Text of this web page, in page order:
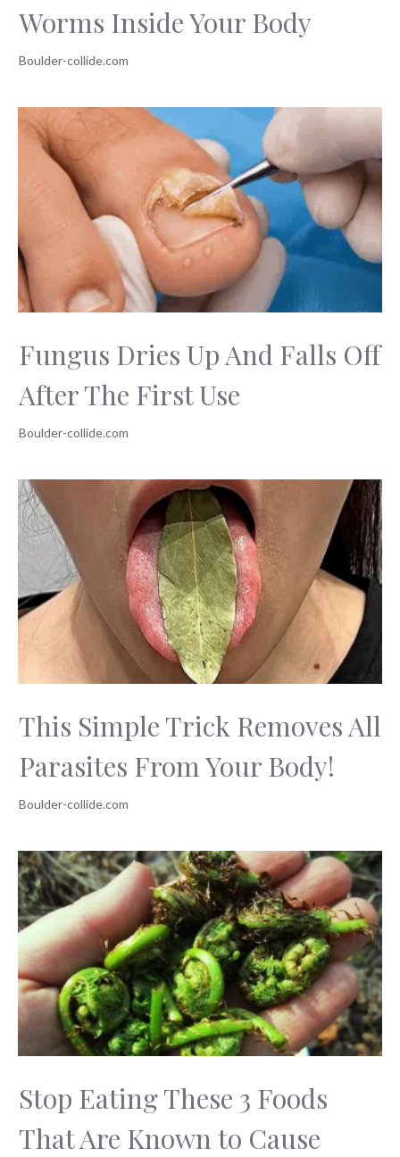
Worms Inside Your Body
Fungus Dries Up And Falls Off
After The First Use
This Simple Trick Removes All
Parasites From Your Body!
Stop Eating These 3 Foods
That Are Known to Cause